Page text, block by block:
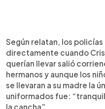
Según relatan, los
directamente cuando
querían llevar salió
hermanos y aunque los
se llevaran a su madre la
uniformados fue:
la cancha”.